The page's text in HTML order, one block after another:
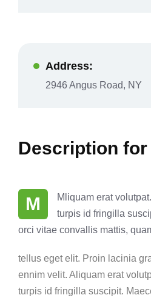
Address:
2946 Angus Road, NY
Description
M
Mliquam erat
turpis id fringilla
orci vitae convallis mattis,
tellus eget elit. Proin lacinia
ennim velit. Aliquam erat
turpis id fringilla suscipit.